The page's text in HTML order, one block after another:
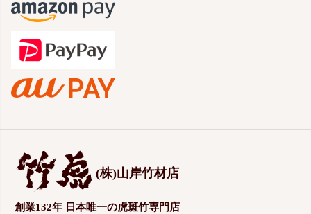
(株)山岸竹材店
創業132年 日本唯一の虎斑竹専門店